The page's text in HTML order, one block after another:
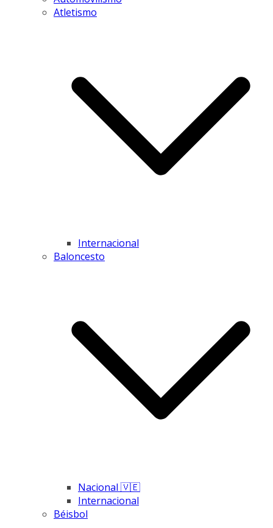
Atletismo
Internacional
Baloncesto
Nacional 🇻🇪
Internacional
Béisbol